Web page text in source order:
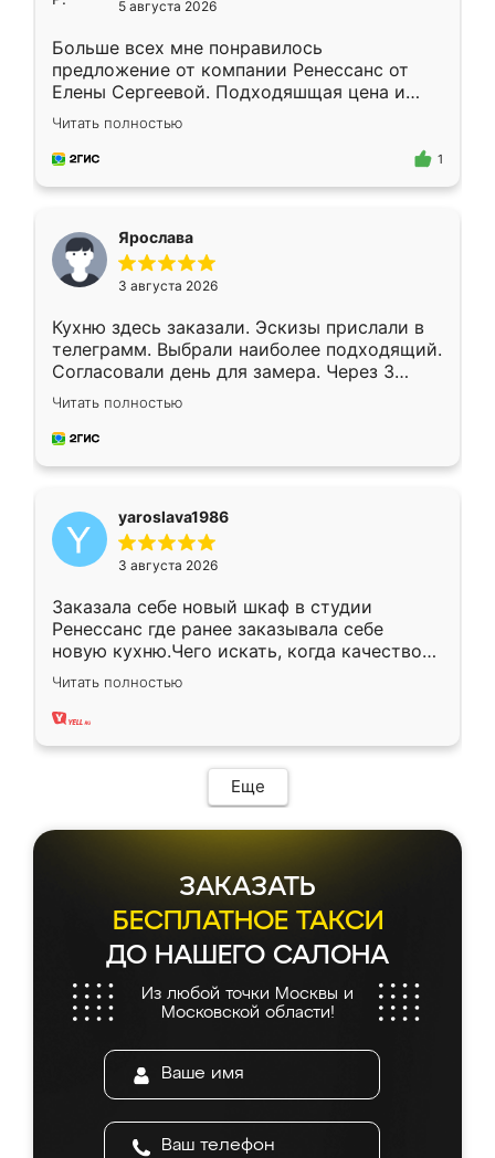
5 августа 2026
Больше всех мне понравилось
предложение от компании Ренессанс от
Елены Сергеевой. Подходяшщая цена и
короткие сроки изготовления. Приехавший
для замера сотрудник Владислав
предложил по моему эскизу самый
Читать полностью
1
Ярослава
3 августа 2026
Кухню здесь заказали. Эскизы прислали в
телеграмм. Выбрали наиболее подходящий.
Согласовали день для замера. Через 3
недели кухня была уже готова. Остались
довольны работой. Спасибо Ренессанс
мебель за качественную работу!
Читать полностью
yaroslava1986
3 августа 2026
Заказала себе новый шкаф в студии
Ренессанс где ранее заказывала себе
новую кухню.Чего искать, когда качеством
вполне довольна. Служит кухня уже почти
два года, нареканий нет.
Читать полностью
Еще
ЗАКАЗАТЬ
БЕСПЛАТНОЕ ТАКСИ
ДО НАШЕГО САЛОНА
Из любой точки Москвы и
Московской области!